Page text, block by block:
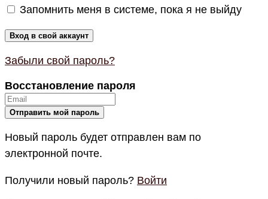
Запомнить меня в системе, пока я не выйду
Забыли свой пароль?
Восстановление пароля
Новый пароль будет отправлен вам по
электронной почте.
Получили новый пароль? Войти